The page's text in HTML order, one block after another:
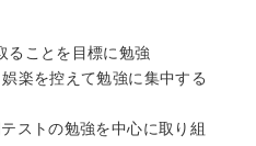
ることを目標に勉強
楽を控えて勉強に集中する
ストの勉強を中心に取り組